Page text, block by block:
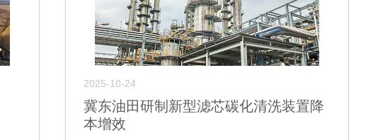
2025-10-24
冀东油田研制新型滤芯碳化清洗装置降
本增效